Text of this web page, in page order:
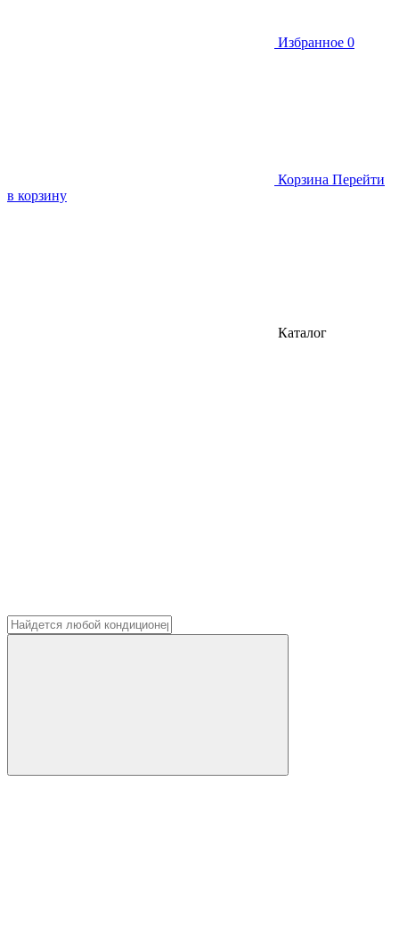
Избранное 0
Корзина Перейти
в корзину
Каталог